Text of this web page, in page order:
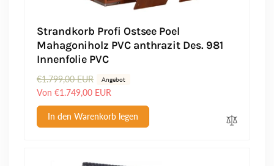
Strandkorb Profi Ostsee Poel
Mahagoniholz PVC anthrazit Des. 981
Innenfolie PVC
N
o
r
€1.799,00 EUR Angebot
V
e
r
Von €1.749,00 EUR
In den Warenkorb legen